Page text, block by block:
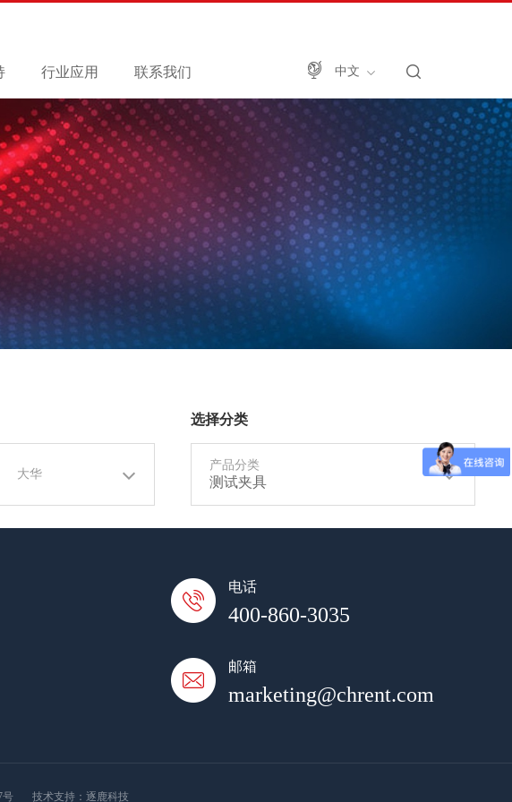
中文
行业应用 联系我们
大华
选择分类
产品分类
测试夹具
电话
400-860-3035
邮箱
marketing@chrent.com
号技术支持： 逐鹿科技